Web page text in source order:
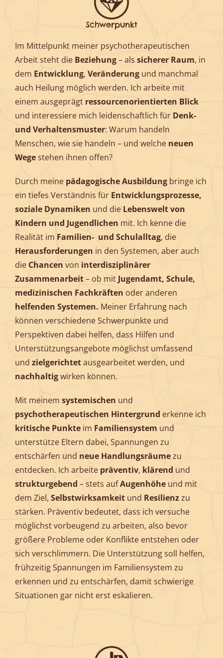
Schwerpunkt
Im Mittelpunkt meiner psychotherapeutischen
Arbeit steht die Beziehung– als sicherer Raum, in
dem Entwicklung, Veränderungund manchmal
auch Heilung möglich werden. Ich arbeite mit
einem ausgeprägt ressourcenorientierten Blick
und interessiere mich leidenschaftlich für Denk-
und Verhaltensmuster: Warum handeln
Menschen, wie sie handeln – und welche neuen
Wegestehen ihnen offen?
Durch meine pädagogische Ausbildungbringe ich
ein tiefes Verständnis für Entwicklungsprozesse,
soziale Dynamiken und die Lebenswelt von
Kindern und Jugendlichen mit. Ich kenne die
Realität im Familien- und Schulalltag, die
Herausforderungen in den Systemen, aber auch
die Chancen von interdisziplinärer
Zusammenarbeit– ob mit Jugendamt, Schule,
medizinischen Fachkräften oder anderen
helfenden Systemen. Meiner Erfahrung nach
können verschiedene Schwerpunkte und
Perspektiven dabei helfen, dass Hilfen und
Unterstützungsangebote möglichst umfassend
und zielgerichtetausgearbeitet werden, und
nachhaltigwirken können.
Mit meinem systemischen und
psychotherapeutischen Hintergrund erkenne ich
kritische Punkteim Familiensystem und
unterstütze Eltern dabei, Spannungen zu
entschärfen und neue Handlungsräumezu
entdecken. Ich arbeite präventiv, klärend und
strukturgebend – stets aufAugenhöheund mit
dem Ziel, Selbstwirksamkeitund Resilienzzu
stärken. Präventiv bedeutet, dass ich versuche
möglichst vorbeugend zu arbeiten, also bevor
größere Probleme oder Konflikte entstehen oder
sich verschlimmern. Die Unterstützung soll helfen,
frühzeitig Spannungen im Familiensystem zu
erkennen und zu entschärfen, damit schwierige
Situationen gar nicht erst eskalieren.